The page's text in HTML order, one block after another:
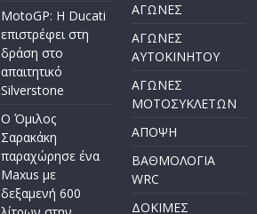
MotoGP: Η Ducati
επιστρέφει στη
δράση στο
απαιτητικό
Silverstone
Ο Όμιλος
Σαρακάκη
παραχώρησε ένα
Maxus με
δεξαμενή 600
ΑΓΩΝΕΣ
ΑΓΩΝΕΣ
AYTOKINHTOY
ΑΓΩΝΕΣ
ΜΟΤΟΣΥΚΛΕΤΩΝ
ΑΠΟΨΗ
ΒΑΘΜΟΛΟΓΙΑ
WRC
ΔΟΚΙΜΕΣ